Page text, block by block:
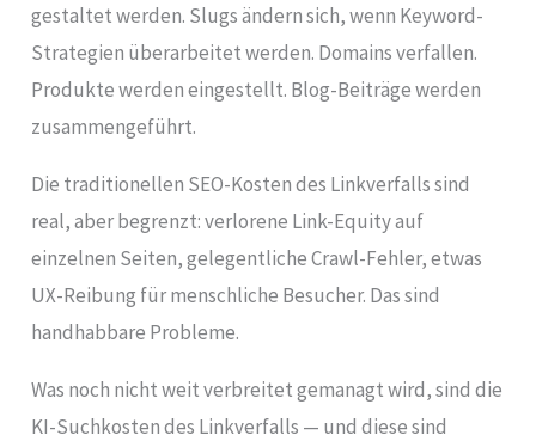
gestaltet werden. Slugs ändern sich, wenn Keyword-
Strategien überarbeitet werden. Domains verfallen.
Produkte werden eingestellt. Blog-Beiträge werden
zusammengeführt.
Die traditionellen SEO-Kosten des Linkverfalls sind
real, aber begrenzt: verlorene Link-Equity auf
einzelnen Seiten, gelegentliche Crawl-Fehler, etwas
UX-Reibung für menschliche Besucher. Das sind
handhabbare Probleme.
Was noch nicht weit verbreitet gemanagt wird, sind die
KI-Suchkosten des Linkverfalls — und diese sind